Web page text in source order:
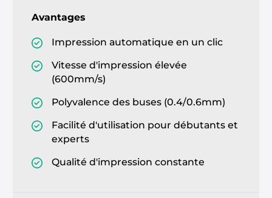
Avantages
Impression automatique en un clic
Vitesse d'impression élevée
(600mm/s)
Polyvalence des buses (0.4/0.6mm)
Facilité d'utilisation pour débutants et
experts
Qualité d'impression constante